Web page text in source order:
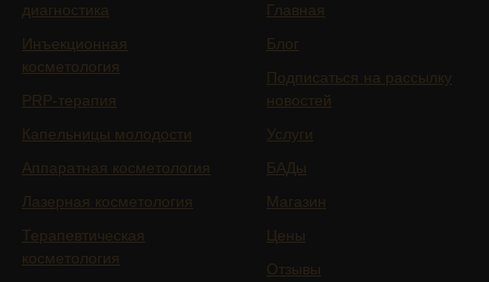
диагностика
Инъекционная
косметология
PRP-терапия
Капельницы молодости
Аппаратная косметология
Лазерная косметология
Терапевтическая
косметология
Главная
Блог
Подписаться на рассылку
новостей
Услуги
БАДы
Магазин
Цены
Отзывы